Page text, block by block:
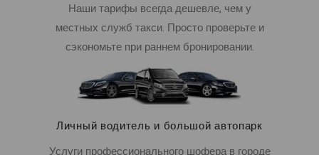
Наши тарифы всегда дешевле, чем у
местных служб такси. Просто проверьте и
сэкономьте при раннем бронировании.
Личный водитель и большой автопарк
Услуги профессионального шофера в городе